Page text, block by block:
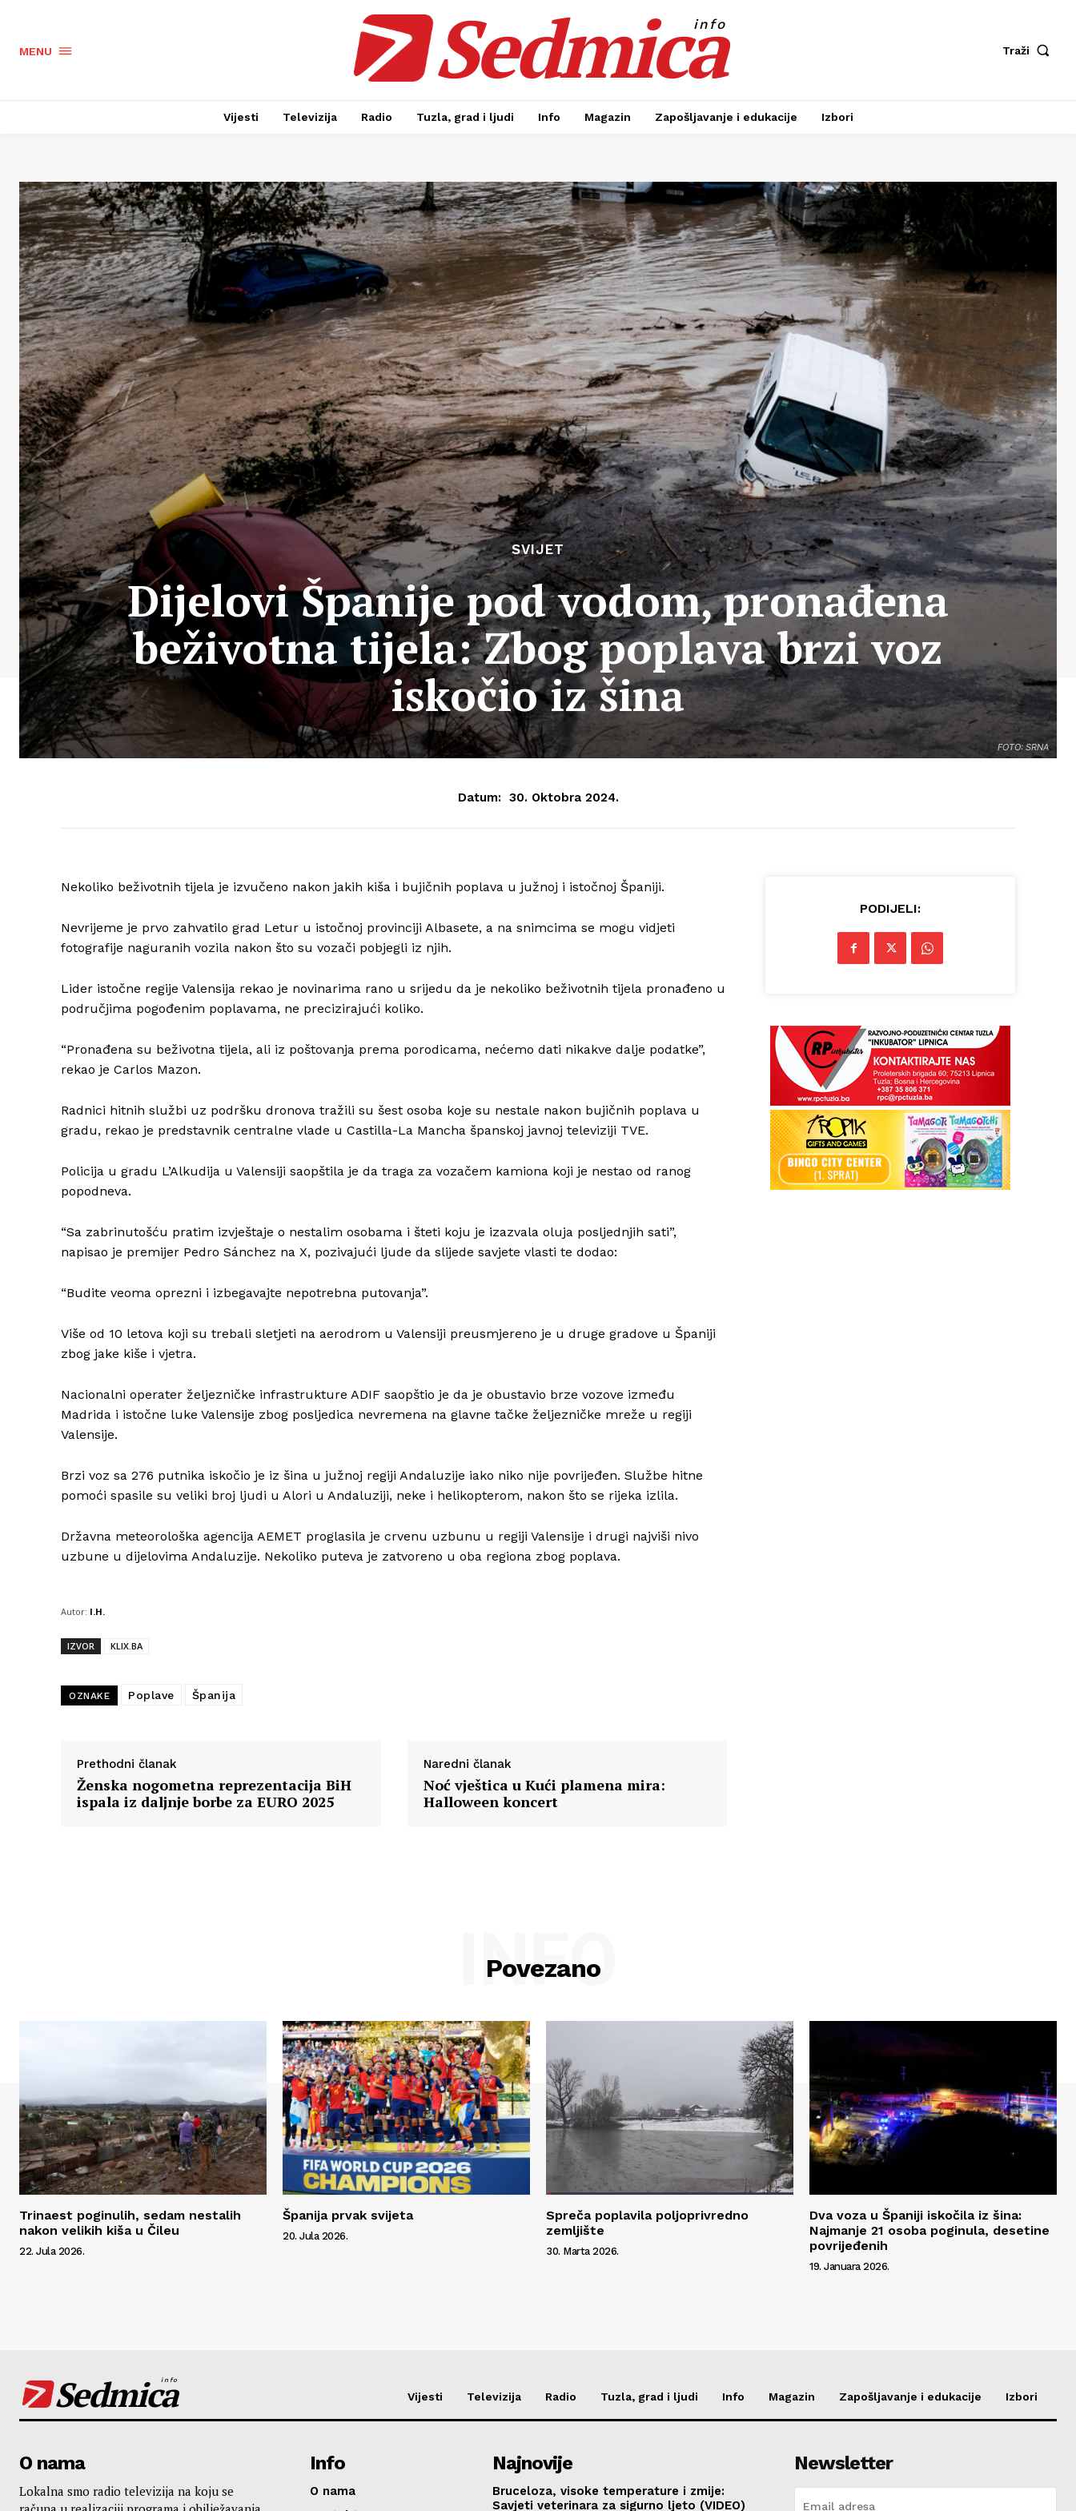
Info
Kontakt
Impressum
MENU Sedmica
info
Traži
Vijesti Televizija Radio Tuzla, grad i ljudi Info Magazin Zapošljavanje i edukacije Izbori
FOTO: SRNA
SVIJET
Dijelovi Španije pod vodom, pronađena
beživotna tijela: Zbog poplava brzi voz
iskočio iz šina
Datum: 30. Oktobra 2024.
Nekoliko beživotnih tijela je izvučeno nakon jakih kiša i bujičnih poplava u južnoj i istočnoj Španiji.
Nevrijeme je prvo zahvatilo grad Letur u istočnoj provinciji Albasete, a na snimcima se mogu vidjeti
fotografije naguranih vozila nakon što su vozači pobjegli iz njih.
Lider istočne regije Valensija rekao je novinarima rano u srijedu da je nekoliko beživotnih tijela pronađeno u
područjima pogođenim poplavama, ne precizirajući koliko.
“Pronađena su beživotna tijela, ali iz poštovanja prema porodicama, nećemo dati nikakve dalje podatke”,
rekao je Carlos Mazon.
Radnici hitnih službi uz podršku dronova tražili su šest osoba koje su nestale nakon bujičnih poplava u
gradu, rekao je predstavnik centralne vlade u Castilla-La Mancha španskoj javnoj televiziji TVE.
Policija u gradu L’Alkudija u Valensiji saopštila je da traga za vozačem kamiona koji je nestao od ranog
popodneva.
“Sa zabrinutošću pratim izvještaje o nestalim osobama i šteti koju je izazvala oluja posljednjih sati”,
napisao je premijer Pedro Sánchez na X, pozivajući ljude da slijede savjete vlasti te dodao:
“Budite veoma oprezni i izbegavajte nepotrebna putovanja”.
Više od 10 letova koji su trebali sletjeti na aerodrom u Valensiji preusmjereno je u druge gradove u Španiji
zbog jake kiše i vjetra.
Nacionalni operater željezničke infrastrukture ADIF saopštio je da je obustavio brze vozove između
Madrida i istočne luke Valensije zbog posljedica nevremena na glavne tačke željezničke mreže u regiji
Valensije.
Brzi voz sa 276 putnika iskočio je iz šina u južnoj regiji Andaluzije iako niko nije povrijeđen. Službe hitne
pomoći spasile su veliki broj ljudi u Alori u Andaluziji, neke i helikopterom, nakon što se rijeka izlila.
Državna meteorološka agencija AEMET proglasila je crvenu uzbunu u regiji Valensije i drugi najviši nivo
uzbune u dijelovima Andaluzije. Nekoliko puteva je zatvoreno u oba regiona zbog poplava.
Autor: I.H.
IZVOR KLIX.BA
OZNAKE Poplave Španija
Prethodni članak
Ženska nogometna reprezentacija BiH
ispala iz daljnje borbe za EURO 2025
Naredni članak
Noć vještica u Kući plamena mira:
Halloween koncert
PODIJELI:
Povezano
INFO
Trinaest poginulih, sedam nestalih
nakon velikih kiša u Čileu
22. Jula 2026.
Španija prvak svijeta
20. Jula 2026.
Spreča poplavila poljoprivredno
zemljište
30. Marta 2026.
Dva voza u Španiji iskočila iz šina:
Najmanje 21 osoba poginula, desetine
povrijeđenih
19. Januara 2026.
Sedmica
info
Vijesti Televizija Radio Tuzla, grad i ljudi Info Magazin Zapošljavanje i edukacije Izbori
O nama
Lokalna smo radio televizija na koju se
Info
O nama
Najnovije
Bruceloza, visoke temperature i zmije:
Savjeti veterinara za sigurno ljeto (VIDEO)
Newsletter